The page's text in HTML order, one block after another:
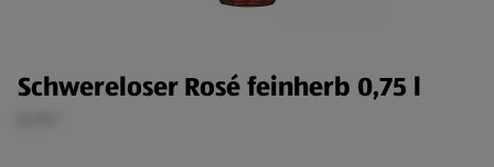
Schwereloser Rosé feinherb 0,75 l